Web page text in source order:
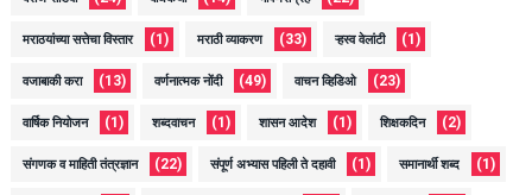
मराठयांच्या सत्तेचा विस्तार (1) मराठी व्याकरण (33) ऱ्हस्व वेलांटी (1)
वजाबाकी करा (13) वर्णनात्मक नोंदी (49) वाचन व्हिडिओ (23)
वार्षिक नियोजन (1) शब्दवाचन (1) शासन आदेश (1) शिक्षकदिन (2)
संगणक व माहिती तंत्रज्ञान (22) संपूर्ण अभ्यास पहिली ते दहावी (1) समानार्थी शब्द (1)